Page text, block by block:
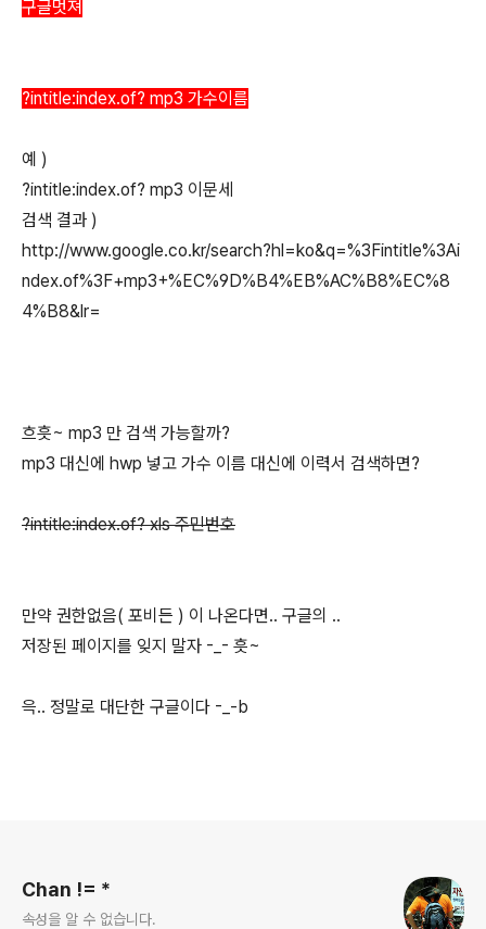
구글멋져
?intitle:index.of? mp3 가수이름
예 )
?intitle:index.of? mp3 이문세
검색 결과 )
http://www.google.co.kr/search?hl=ko&q=%3Fintitle%3Ai
ndex.of%3F+mp3+%EC%9D%B4%EB%AC%B8%EC%8
4%B8&lr=
흐흣~ mp3 만 검색 가능할까?
mp3 대신에 hwp 넣고 가수 이름 대신에 이력서 검색하면?
?intitle:index.of? xls 주민번호
만약 권한없음( 포비든 ) 이 나온다면.. 구글의 ..
저장된 페이지를 잊지 말자 -_- 흣~
윽.. 정말로 대단한 구글이다 -_-b
Chan != *
속성을 알 수 없습니다.